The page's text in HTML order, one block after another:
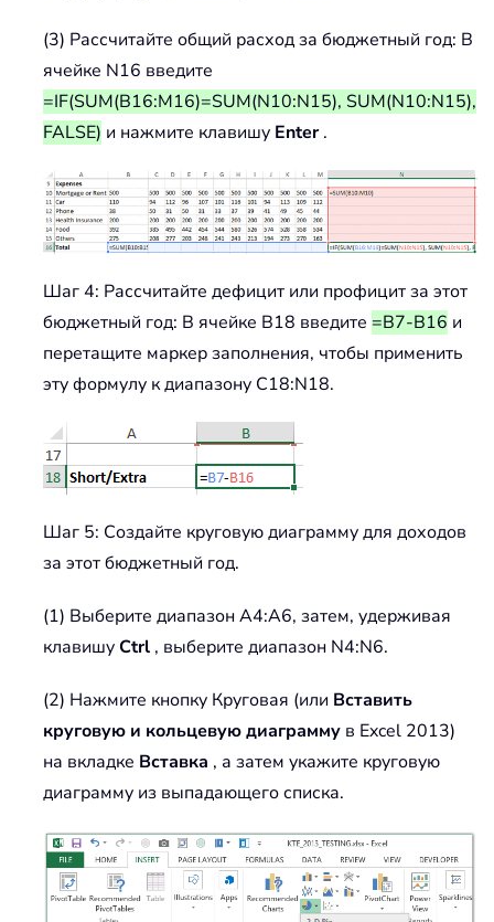
(3) Рассчитайте общий расход за бюджетный год: В
ячейке N16 введите
=IF(SUM(B16:M16)=SUM(N10:N15), SUM(N10:N15),
FALSE) и нажмите клавишу Enter.
Шаг 4: Рассчитайте дефицит или профицит за этот
бюджетный год: В ячейке B18 введите =B7-B16 и
перетащите маркер заполнения, чтобы применить
эту формулу к диапазону C18:N18.
Шаг 5: Создайте круговую диаграмму для доходов
за этот бюджетный год.
(1) Выберите диапазон A4:A6, затем, удерживая
клавишуCtrl , выберите диапазон N4:N6.
(2) Нажмите кнопку Круговая (или Вставить
круговую и кольцевую диаграмму в Excel 2013)
на вкладке Вставка , а затем укажите круговую
диаграмму из выпадающего списка.